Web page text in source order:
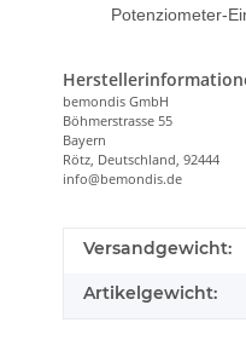
Potenziometer-
bemondis GmbH
Böhmerstrasse 55
Bayern
Rötz, Deutschland, 92444
info@bemondis.de
Versandgewicht:
Artikelgewicht: